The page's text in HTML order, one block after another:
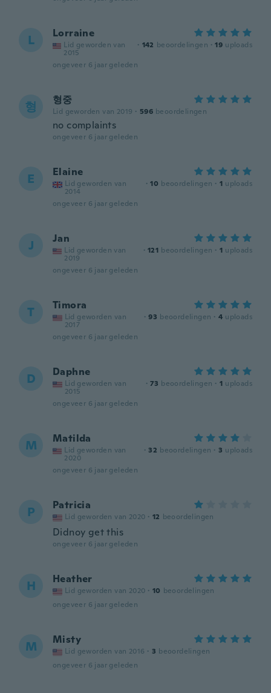
L Lorraine
Lid geworden van
2015
· 142 beoordelingen · 19 uploads
ongeveer 6 jaar geleden
형 형중
Lid geworden van 2019 · 596 beoordelingen
no complaints
ongeveer 6 jaar geleden
E Elaine
Lid geworden van
2014
· 10 beoordelingen · 1 uploads
ongeveer 6 jaar geleden
J Jan
Lid geworden van
2019
· 121 beoordelingen · 1 uploads
ongeveer 6 jaar geleden
T Timora
Lid geworden van
2017
· 93 beoordelingen · 4 uploads
ongeveer 6 jaar geleden
D Daphne
Lid geworden van
2015
· 73 beoordelingen · 1 uploads
ongeveer 6 jaar geleden
M Matilda
Lid geworden van
2020
· 32 beoordelingen · 3 uploads
ongeveer 6 jaar geleden
P Patricia
Lid geworden van 2020 · 12 beoordelingen
Didnoy get this
ongeveer 6 jaar geleden
H Heather
Lid geworden van 2020 · 10 beoordelingen
ongeveer 6 jaar geleden
M Misty
Lid geworden van 2016 · 3 beoordelingen
ongeveer 6 jaar geleden